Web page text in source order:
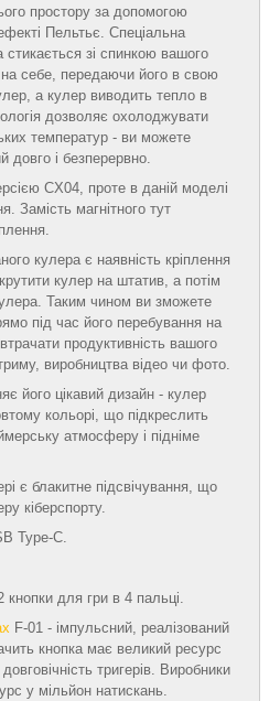
простору за допомогою
Пельтьє. Спеціальна
зі спинкою вашого
себе, передаючи його в свою
а кулер виводить тепло в
дозволяє охолоджувати
температур - ви можете
довго і безперервно.
CX04, проте в даній моделі
Замість магнітного тут
кулера є наявність кріплення
кулер на штатив, а потім
Таким чином ви зможете
під час його перебування на
продуктивність вашого
виробництва відео чи фото.
його цікавий дизайн - кулер
кольорі, що підкреслить
атмосферу і підніме
є блакитне підсвічування, що
кіберспорту.
Type-C.
для гри в 4 пальці.
F-01 - імпульсний, реалізований
кнопка має великий ресурс
тригерів. Виробники
у мільйон натискань.